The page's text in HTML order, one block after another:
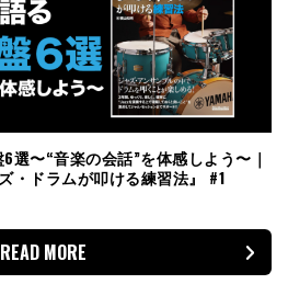
選〜“音楽の会話”を体感しよう〜｜
・ドラムが叩ける練習法』 #1
READ MORE